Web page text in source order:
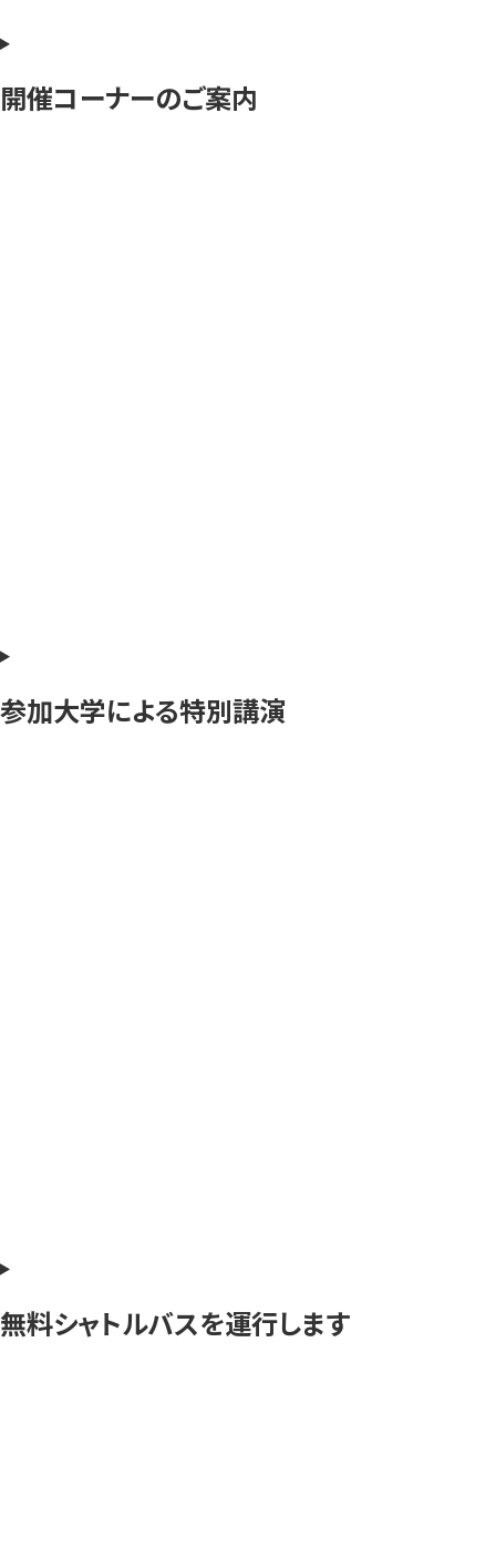
開催コーナーのご案内
参加大学による特別講演
無料シャトルバスを運行します